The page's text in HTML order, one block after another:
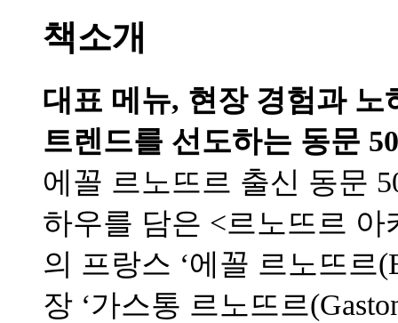
책소개
대표 메뉴, 현장 경험과 노
트렌드를 선도하는 동문
에꼴 르노뜨르 출신 동문
하우를 담은 <르노뜨르
의 프랑스 ‘에꼴 르노뜨르
장 ‘가스통 르노뜨르